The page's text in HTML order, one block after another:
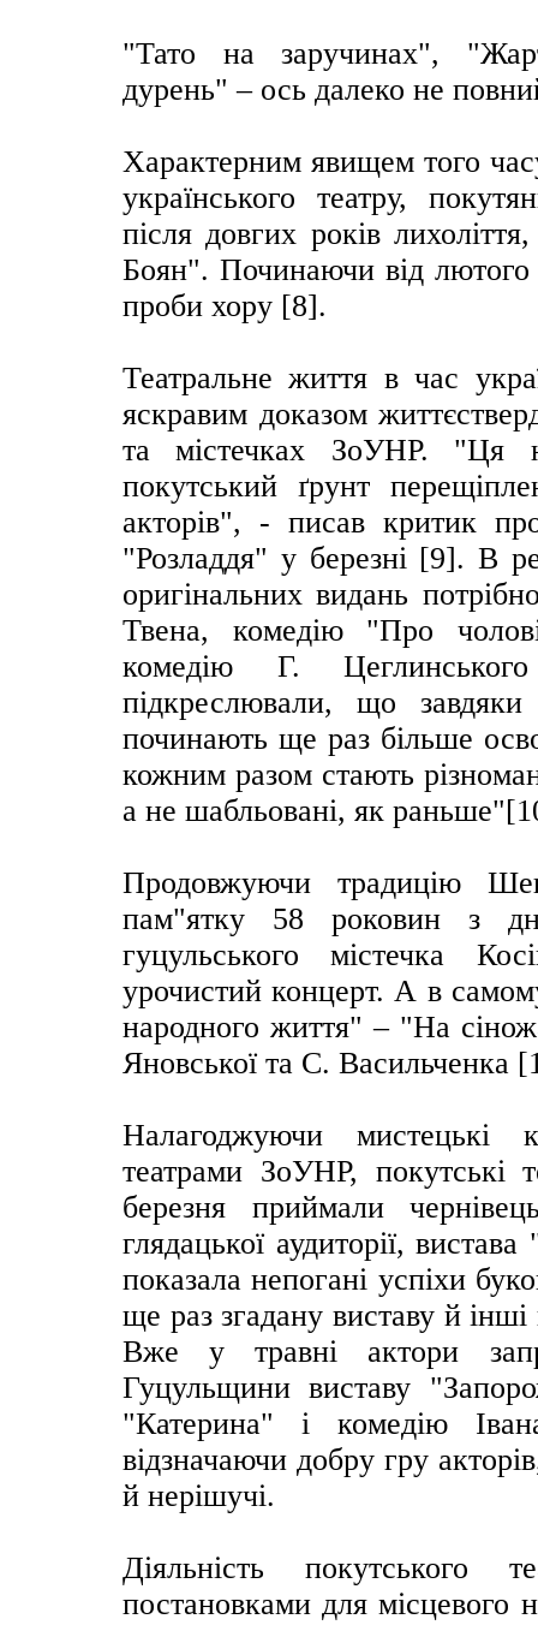
"Тато на заручинах",
дурень" – ось далеко не
Характерним явищем того
українського театру,
після довгих років
Боян". Починаючи від лютого
проби хору [8].
Театральне життя в час
яскравим доказом
та містечках ЗоУНР. "Ця
покутський ґрунт
акторів", - писав критик
"Розладдя" у березні [9]. В
оригінальних видань
Твена, комедію "Про
комедію Г.
підкреслювали, що
починають ще раз більше
кожним разом стають
а не шабльовані, як
Продовжуючи традицію
пам"ятку 58 роковин з
гуцульського містечка
урочистий концерт. А в
народного життя" – "На
Яновської та С. Васильченка
Налагоджуючи мистецькі
театрами ЗоУНР, покутські
березня приймали
глядацької аудиторії,
показала непогані успіхи
ще раз згадану виставу й
Вже у травні актори
Гуцульщини виставу
"Катерина" і комедію
відзначаючи добру гру
й нерішучі.
Діяльність
постановками для місцевого